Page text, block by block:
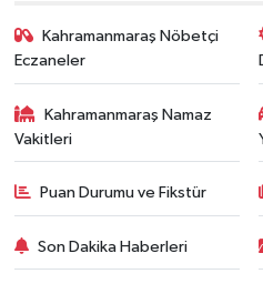
Kahramanmaraş Nöbetçi
Eczaneler
Kahramanmaraş Namaz
Vakitleri
Puan Durumu ve Fikstür
Son Dakika Haberleri